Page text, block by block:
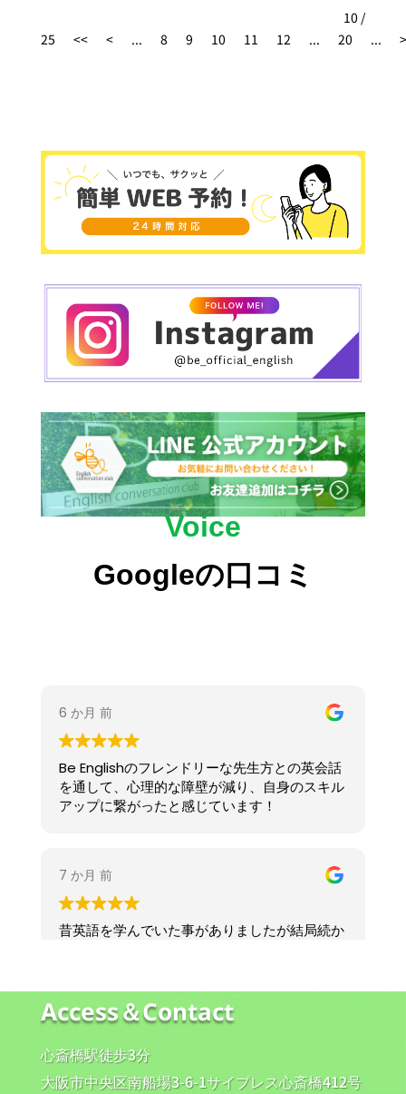
事も増えてきて感謝しかありません????今まで沢
山英語に携る環境を見てきましたがここまで距離
10 /
25
<< < ... 8 9 10 11 12 ... 20 ... >
Voice
Googleの口コミ
Access＆Contact
心斎橋駅徒歩3分
大阪市中央区南船場3-6-1サイプレス心斎橋412号